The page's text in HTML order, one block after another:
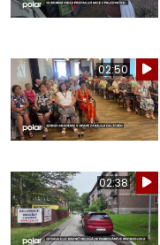
02:50
02:38